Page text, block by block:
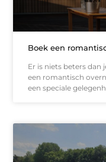
Boek een
Er is niets beters dan
een romantisch
een speciale